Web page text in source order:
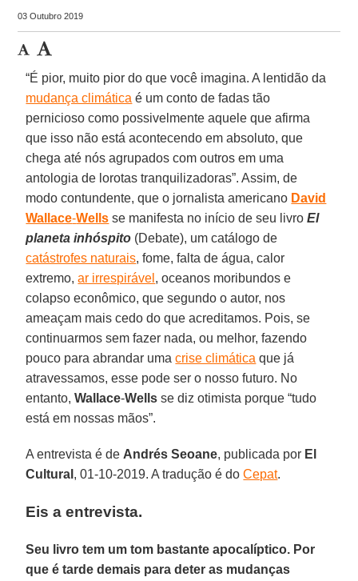
03 Outubro 2019
“É pior, muito pior do que você imagina. A lentidão da
mudança climática é um conto de fadas tão
pernicioso como possivelmente aquele que afirma
que isso não está acontecendo em absoluto, que
chega até nós agrupados com outros em uma
antologia de lorotas tranquilizadoras”. Assim, de
modo contundente, que o jornalista americano David
Wallace-Wells se manifesta no início de seu livroEl
planeta inhóspito (Debate), um catálogo de
catástrofes naturais, fome, falta de água, calor
extremo,ar irrespirável , oceanos moribundos e
colapso econômico, que segundo o autor, nos
ameaçam mais cedo do que acreditamos. Pois, se
continuarmos sem fazer nada, ou melhor, fazendo
pouco para abrandar umacrise climática que já
atravessamos, esse pode ser o nosso futuro. No
entanto,Wallace-Wells se diz otimista porque “tudo
está em nossas mãos”.
A entrevista é de Andrés Seoane, publicada por El
Cultural , 01-10-2019. A tradução é doCepat.
Eis a entrevista.
Seu livro tem um tom bastante apocalíptico. Por
que é tarde demais para deter as mudanças